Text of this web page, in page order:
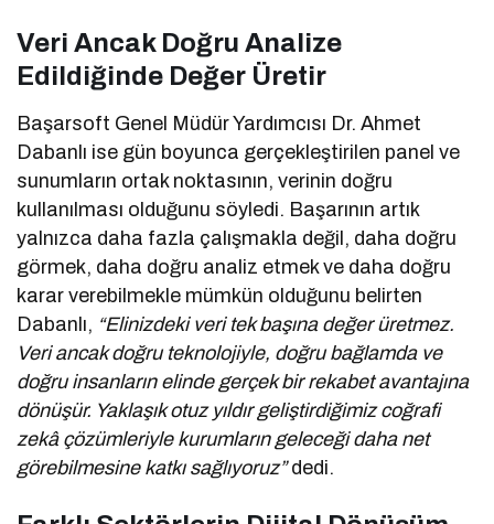
Veri Ancak Doğru Analize
Edildiğinde Değer Üretir
Başarsoft Genel Müdür Yardımcısı Dr. Ahmet
Dabanlı ise gün boyunca gerçekleştirilen panel ve
sunumların ortak noktasının, verinin doğru
kullanılması olduğunu söyledi. Başarının artık
yalnızca daha fazla çalışmakla değil, daha doğru
görmek, daha doğru analiz etmek ve daha doğru
karar verebilmekle mümkün olduğunu belirten
Dabanlı, “Elinizdeki veri tek başına değer üretmez.
Veri ancak doğru teknolojiyle, doğru bağlamda ve
doğru insanların elinde gerçek bir rekabet avantajına
dönüşür. Yaklaşık otuz yıldır geliştirdiğimiz coğrafi
zekâ çözümleriyle kurumların geleceği daha net
görebilmesine katkı sağlıyoruz”dedi.